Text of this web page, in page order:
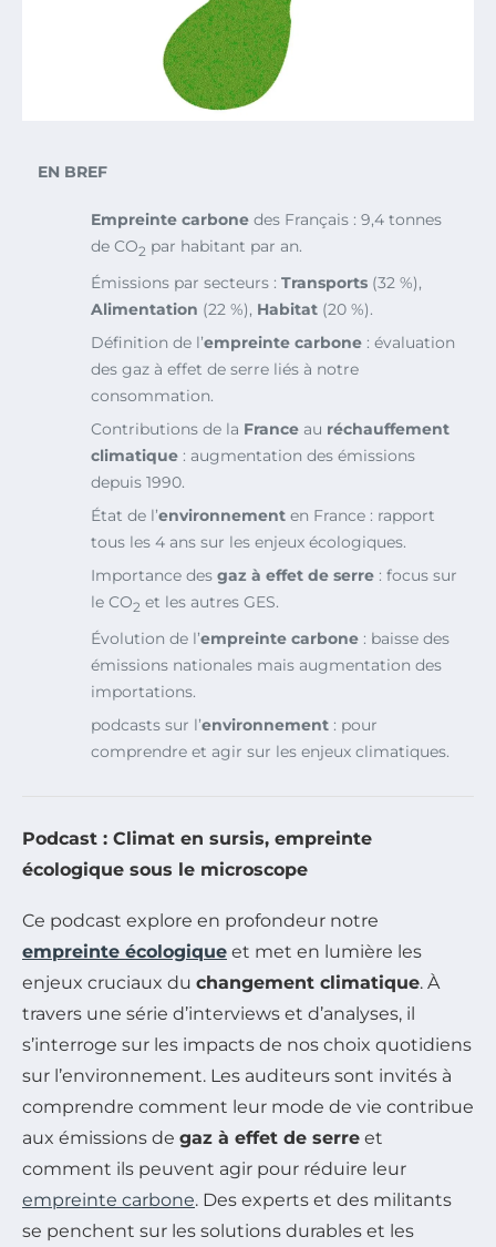
EN BREF
Empreinte carbone des Français : 9,4 tonnes
de CO2 par habitant par an.
Émissions par secteurs : Transports (32 %),
Alimentation (22 %), Habitat (20 %).
Définition de l’empreinte carbone : évaluation
des gaz à effet de serre liés à notre
consommation.
Contributions de la France au réchauffement
climatique : augmentation des émissions
depuis 1990.
État de l’environnement en France : rapport
tous les 4 ans sur les enjeux écologiques.
Importance des gaz à effet de serre : focus sur
le CO2 et les autres GES.
Évolution de l’empreinte carbone : baisse des
émissions nationales mais augmentation des
importations.
podcasts sur l’environnement : pour
comprendre et agir sur les enjeux climatiques.
Podcast : Climat en sursis, empreinte
écologique sous le microscope
Ce podcast explore en profondeur notre
empreinte écologique et met en lumière les
enjeux cruciaux du changement climatique. À
travers une série d’interviews et d’analyses, il
s’interroge sur les impacts de nos choix quotidiens
sur l’environnement. Les auditeurs sont invités à
comprendre comment leur mode de vie contribue
aux émissions de gaz à effet de serre et
comment ils peuvent agir pour réduire leur
empreinte carbone. Des experts et des militants
se penchent sur les solutions durables et les